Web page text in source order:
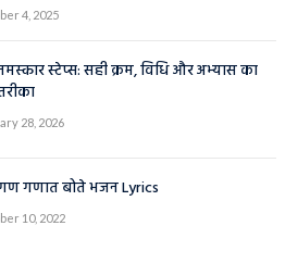
4, 2025
स्टेप्स: सही क्रम, विधि और अभ्यास का
28, 2026
गणात बोते भजन Lyrics
10, 2022